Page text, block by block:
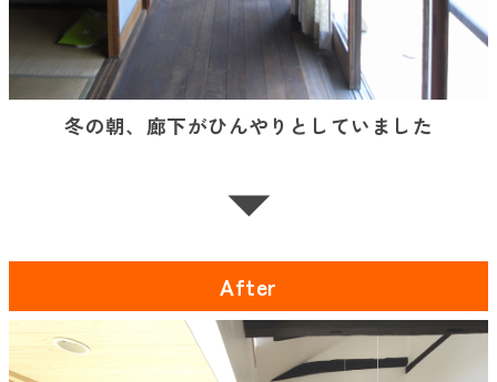
冬の朝、廊下がひんやりとしていました
After